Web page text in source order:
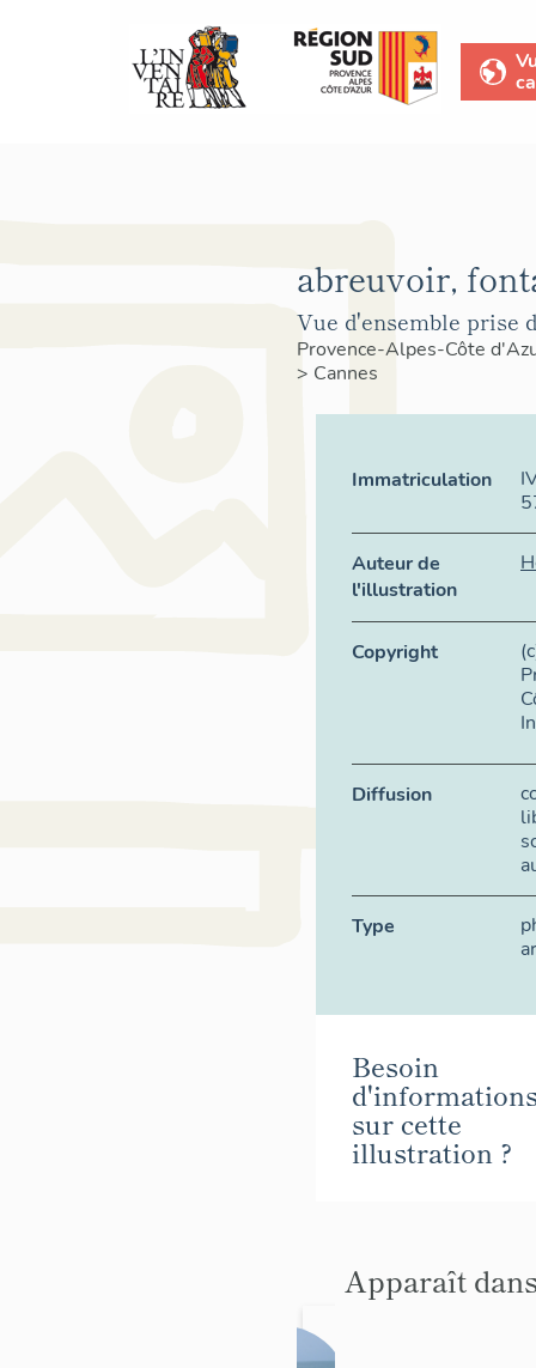
abreuvoir,
Vue d'ensemble prise
Provence-Alpes-Côte
> Cannes
Immatriculation
Auteur de
l'illustration
Copyright
Diffusion
Type
Besoin
sur cette
illustration ?
Apparaît